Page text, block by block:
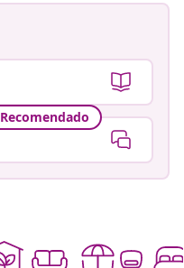
Recomendado